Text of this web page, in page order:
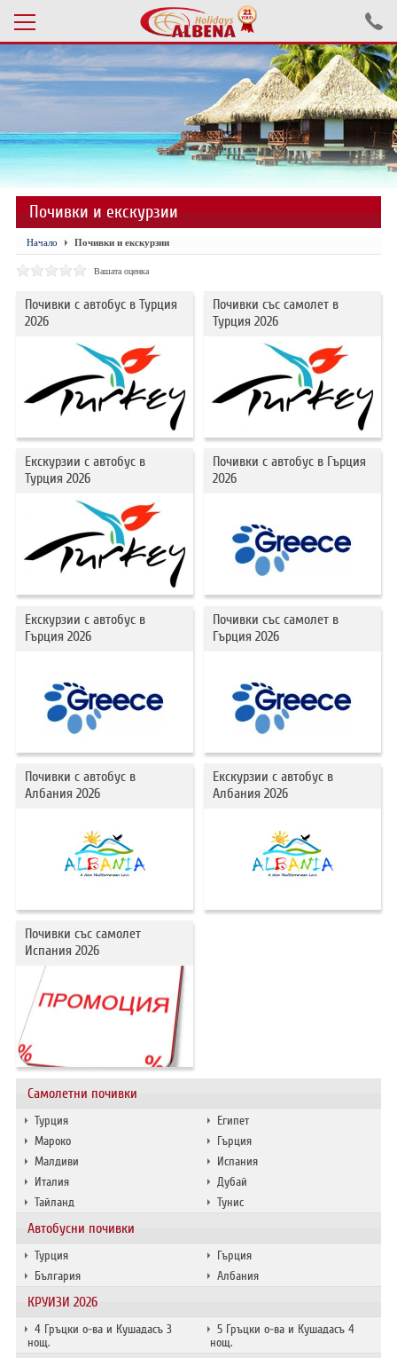
Проверка на резервация
ПОЧИВКИ С АВТОБУС 2026
ПОЧИВКИ СЪС САМОЛЕТ
ЕКСКУРЗИИ САМОЛЕТ
ЕКСКУРЗИИ АВТОБУС
ХОТЕЛИ В ТУРЦИЯ
ТУРЦИЯ С КОЛА
ХОТЕЛИ В ГЪРЦИЯ
НОВА ГОДИНА 2027
ХОТЕЛИ В АЛБАНИЯ
АВТОБУСИ ПОД НАЕМ
ЗА НАС
КОНТАКТИ
ОБЩИ УСЛОВИЯ ПАКЕТНИ
ПЪТУВАНИЯ
ПОЛИТИКА ЗА ПОВЕРИТЕЛНОСТ
Самолетни почивки
Турция
Египет
Мароко
Гърция
Малдиви
Испания
Италия
Дубай
Тайланд
Тунис
Автобусни почивки
Турция
Гърция
България
Албания
КРУИЗИ 2026
4 Гръцки о-ва и Кушадасъ 3
нощ.
5 Гръцки о-ва и Кушадасъ 4
нощ.
Почивки и екскурзии
Начало Почивки и екскурзии
Вашата оценка
Почивки с автобус в Турция
2026
Почивки със самолет в
Турция 2026
Екскурзии с автобус в
Турция 2026
Почивки с автобус в Гърция
2026
Екскурзии с автобус в
Гърция 2026
Почивки със самолет в
Гърция 2026
Почивки с автобус в
Албания 2026
Екскурзии с автобус в
Албания 2026
Почивки със самолет
Испания 2026